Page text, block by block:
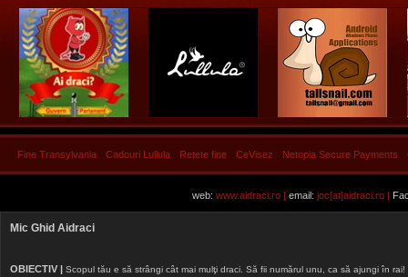
Fine Transylvania Cadouri Lullula Retete fine CeVisez Netopia Secure Payments
web: www.aidraci.ro | email: joc[at]aidraci.ro |
Mic Ghid Aidraci
OBIECTIV | Scopul tău e să strângi cât mai mulţi draci. Să fii numărul unu, ca să ajungi în